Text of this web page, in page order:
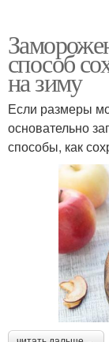
способ
на зиму
Если размеры
основательно
способы, как